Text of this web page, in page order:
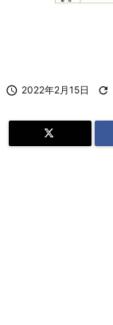
 2022年2月15日 